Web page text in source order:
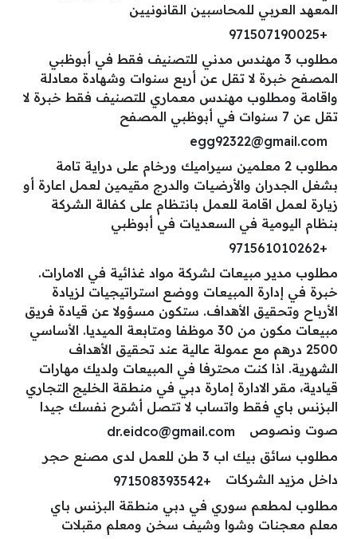
المعهد العربي للمحاسبين القانونيين
+971507190025
مطلوب 3 مهندس مدني للتصنيف فقط في أبوظبي
المصفح خبرة لا تقل عن أربع سنوات وشهادة معادلة
واقامة ومطلوب مهندس معماري للتصنيف فقط خبرة لا
تقل عن 7 سنوات في أبوظبي المصفح
egg92322@gmail.com
مطلوب 2 معلمين سيراميك ورخام على دراية تامة
بشغل الجدران والأرضيات والدرج مقيمين لعمل اعارة أو
زيارة لعمل اقامة للعمل بانتظام على كفالة الشركة
بنظام اليومية في السعديات في أبوظبي
+971561010262
مطلوب مدير مبيعات لشركة مواد غذائية في الامارات.
خبرة في إدارة المبيعات ووضع استراتيجيات لزيادة
الأرباح وتحقيق الأهداف. ستكون مسؤولا عن قيادة فريق
مبيعات مكون من 30 موظفا ومتابعة الميديا. الأساسي
2500 درهم مع عمولة عالية عند تحقيق الأهداف
الشهرية. اذا كنت محترفا في المبيعات ولديك مهارات
قيادية، مقر الادارة إمارة دبي في منطقة الخليج التجاري
البزنس باي فقط واتساب لا تتصل أشرح نفسك جيدا
صوت ونصوص
dr.eidco@gmail.com
مطلوب سائق بيك اب 3 طن للعمل لدى مصنع حجر
داخل مزيد الشركات
+971508393542
مطلوب لمطعم سوري في دبي منطقة البزنس باي
معلم معجنات وشوا وشيف سخن ومعلم مقبلات